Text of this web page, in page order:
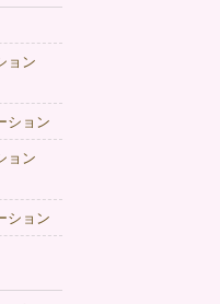
ョン
ション
ョン
ション